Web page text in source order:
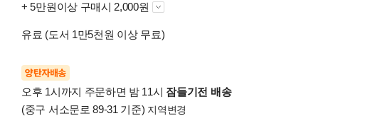
+ 5만원이상 구매시 2,000원
유료 (도서 1만5천원 이상 무료)
양탄자배송
오후 1시까지 주문하면 밤 11시 잠들기전 배송
(중구 서소문로 89-31 기준) 지역변경